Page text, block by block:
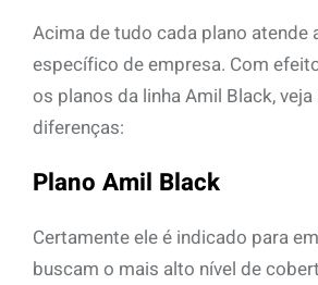
Acima de tudo cada plano atende
específico de empresa. Com
os planos da linha Amil Black,
diferenças:
Plano Amil Black
Certamente ele é indicado para
buscam o mais alto nível de